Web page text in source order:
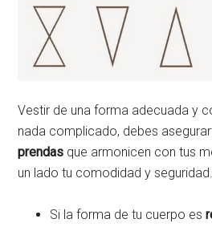
Vestir de una forma adecuada y
nada complicado, debes
prendas que armonicen con tus
un lado tu comodidad y seguridad.
Si la forma de tu cuerpo es